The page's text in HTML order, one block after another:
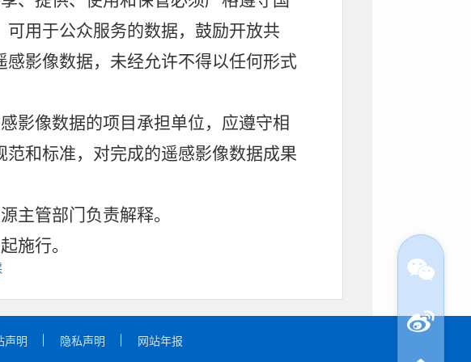
可用于公众服务的数据，鼓励开放共
感影像数据， 未经允许不得以任何形式
影像数据的项目承担单位，应遵守相
范和标准，对完成的遥感影像数据成果
主管部门负责解释。
施行。
声明 隐私声明 网站年报